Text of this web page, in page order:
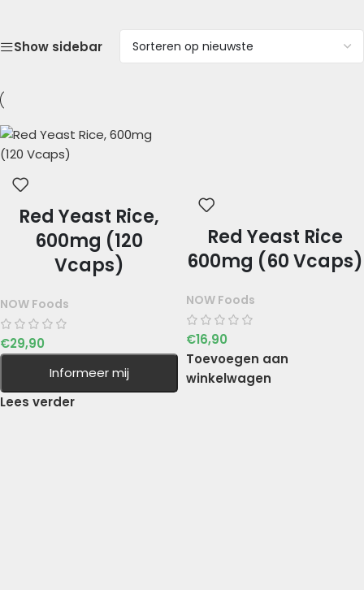
Show sidebar
Red Yeast Rice,
600mg (120
Vcaps)
NOW Foods
€29,90
Informeer mij
Lees verder
Red Yeast Rice
600mg (60 Vcaps)
NOW Foods
€16,90
Toevoegen aan
winkelwagen